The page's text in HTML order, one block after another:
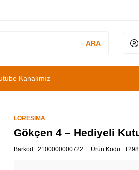
ARA
Kanalımız
LORESİMA
Gökçen 4 – Hediyeli
Barkod : 2100000000722 Ürün Kodu :